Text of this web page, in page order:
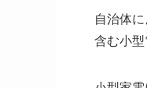
自治体
含む小